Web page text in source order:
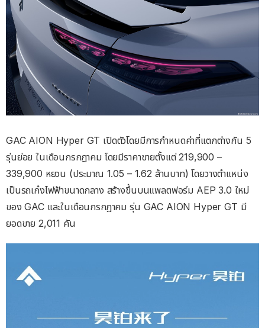
GAC AION Hyper GT เปิดตัวโดยมีการกำหนดค่าที่แตกต่างกัน 5
รุ่นย่อย ในเดือนกรกฎาคม โดยมีราคาขายตั้งแต่ 219,900 –
339,900 หยวน (ประมาณ 1.05 – 1.62 ล้านบาท) โดยวางตำแหน่ง
เป็นรถเก๋งไฟฟ้าขนาดกลาง สร้างขึ้นบนแพลตฟอร์ม AEP 3.0 ใหม่
ของ GAC และในเดือนกรกฎาคม รุ่น GAC AION Hyper GT มี
ยอดขาย 2,011 คัน